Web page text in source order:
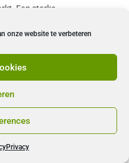
onze website te verbeteren
Privacy
Een sterke
van het aantal
de concurrentie die
uren op die ze veel
concurrentie die